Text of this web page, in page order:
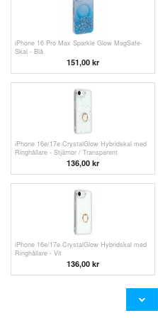
iPhone 16 Pro Max Sparkle Glow MagSafe-
Skal - Blå
151,00 kr
iPhone 16e/17e CrystalGlow Hybridskal med
Ringhållare - Stjärnor / Transparent
136,00 kr
iPhone 16e/17e CrystalGlow Hybridskal med
Ringhållare - Vit
136,00 kr